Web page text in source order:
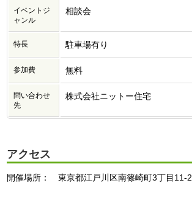
イベントジ
ャンル
相談会
特長 駐車場有り
参加費 無料
問い合わせ
先
株式会社ニットー住宅
アクセス
開催場所： 東京都江戸川区南篠崎町3丁目11-2